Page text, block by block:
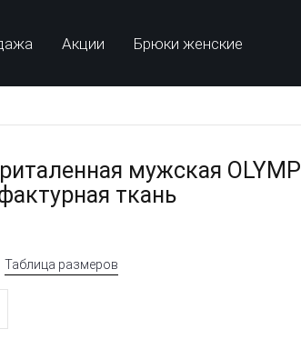
Акции Брюки женские
мужская OLYMP
ткань
Таблица размеров